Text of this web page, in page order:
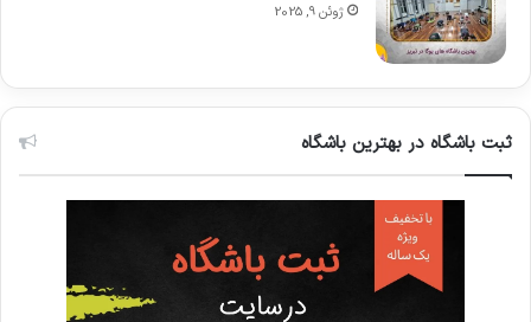
ژوئن 9, 2025
ثبت باشگاه در بهترین باشگاه